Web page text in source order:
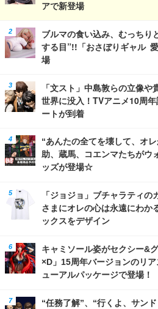
アで新登場
ブルマの食い込み、むっち
する目”!!「おさぼりギャル
場
「文スト」中島敦らの立像
世界に没入！TVアニメ10周
ートが到着
“あんたの全てを壊して、オ
助、蔵馬、コエンマたちがウ
ッズが登場☆
「ジョジョ」ブチャラティ
さまにオレの心は永遠にわか
ックスをデザイン
キャミソール姿がセクシー&
×D」15周年バージョンのリ
ューアルパッケージで登場！
“任務了解”、“行くよ、サン